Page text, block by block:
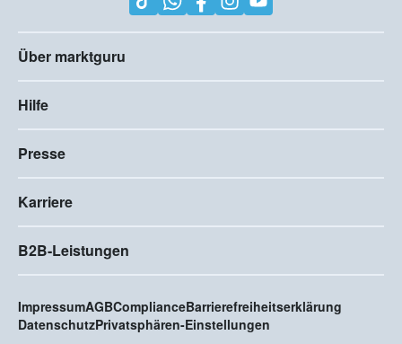
Über marktguru
Hilfe
Presse
Karriere
B2B-Leistungen
ImpressumAGBComplianceBarrierefreiheitserklärung
DatenschutzPrivatsphären-Einstellungen